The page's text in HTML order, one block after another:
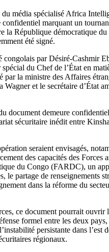
du média spécialisé Africa
confidentiel marquant un
la République démocratique
été signé.
congolais par Désiré-Cashmir
du Chef de l’État en
par la ministre des Affaires
et le secrétaire d’État
document demeure
sécuritaire inédit entre
seraient envisagés,
des capacités des Forces
du Congo (FARDC), un
le partage de renseignements
dans la réforme du
ce document pourrait ouvrir
formel entre les deux pays,
persistante dans l’est
régionaux.